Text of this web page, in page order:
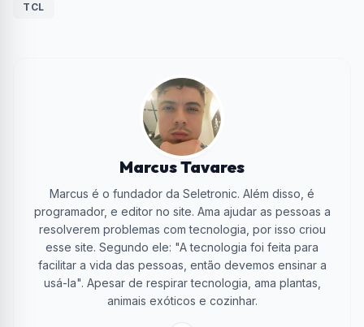
TCL
Marcus Tavares
Marcus é o fundador da Seletronic. Além disso, é
programador, e editor no site. Ama ajudar as pessoas a
resolverem problemas com tecnologia, por isso criou
esse site. Segundo ele: "A tecnologia foi feita para
facilitar a vida das pessoas, então devemos ensinar a
usá-la". Apesar de respirar tecnologia, ama plantas,
animais exóticos e cozinhar.